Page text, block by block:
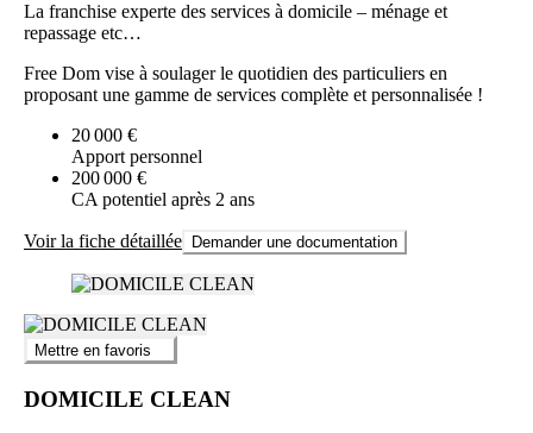
La franchise experte des services à domicile – ménage et
repassage etc…
Free Dom vise à soulager le quotidien des particuliers en
proposant une gamme de services complète et personnalisée !
20 000 €
Apport personnel
200 000 €
CA potentiel après 2 ans
Voir la fiche détaillée Demander une documentation
Mettre en favoris
DOMICILE CLEAN